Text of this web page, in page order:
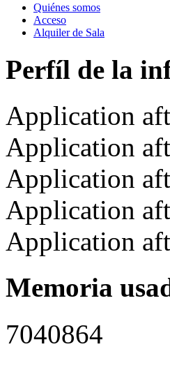
Quiénes somos
Acceso
Alquiler de Sala
Perfíl de la
Application
Application
Application
Application
Application
Memoria
7040864